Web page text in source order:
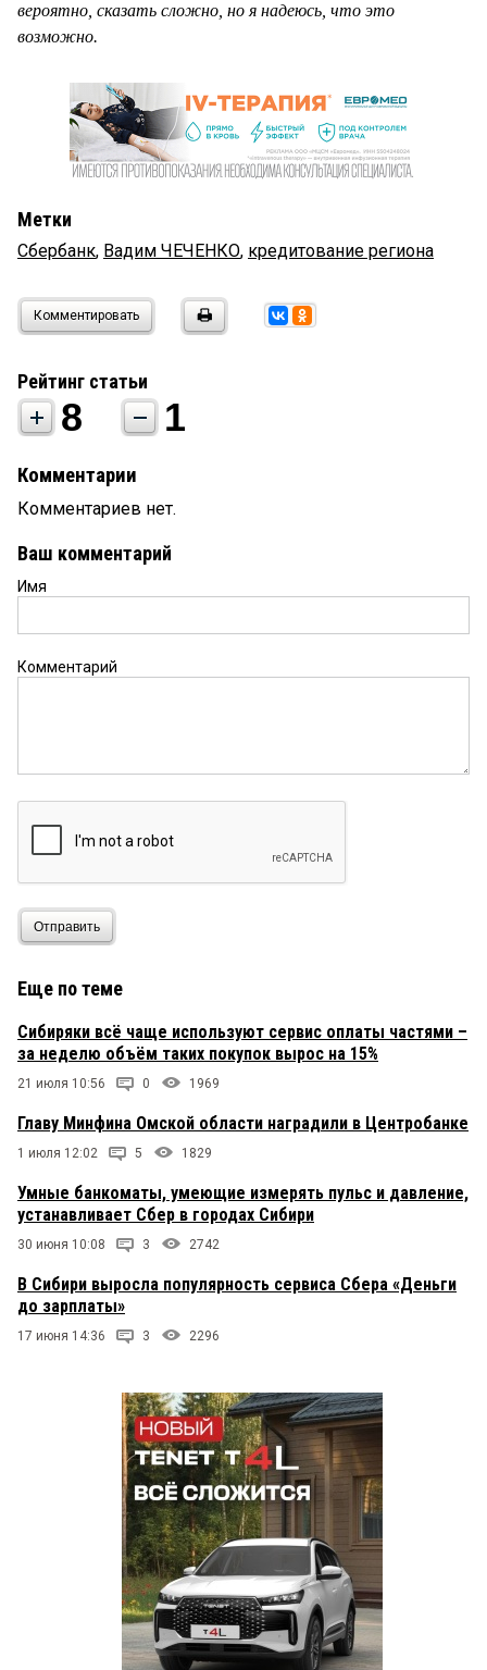
вероятно, сказать сложно, но я надеюсь, что это
возможно.
Метки
Сбербанк, Вадим ЧЕЧЕНКО, кредитование региона
Комментировать
Рейтинг статьи
8 1
Комментарии
Комментариев нет.
Ваш комментарий
Имя
Комментарий
Отправить
Еще по теме
Сибиряки всё чаще используют сервис оплаты частями –
за неделю объём таких покупок вырос на 15%
21 июля 10:56 0 1969
Главу Минфина Омской области наградили в Центробанке
1 июля 12:02 5 1829
Умные банкоматы, умеющие измерять пульс и давление,
устанавливает Сбер в городах Сибири
30 июня 10:08 3 2742
В Сибири выросла популярность сервиса Сбера «Деньги
до зарплаты»
17 июня 14:36 3 2296